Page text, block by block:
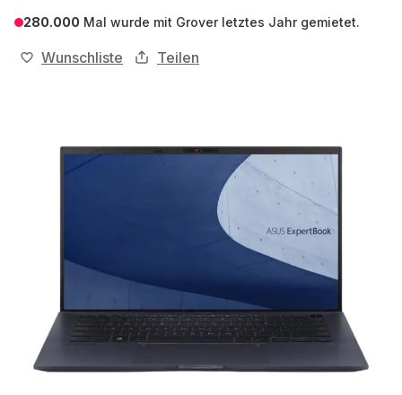
280.000 Mal wurde mit Grover letztes Jahr gemietet.
Wunschliste Teilen